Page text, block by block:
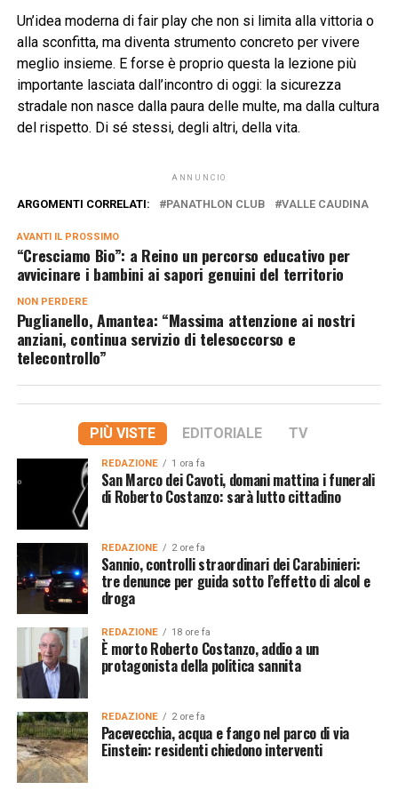
Un’idea moderna di fair play che non si limita alla vittoria o
alla sconfitta, ma diventa strumento concreto per vivere
meglio insieme. E forse è proprio questa la lezione più
importante lasciata dall’incontro di oggi: la sicurezza
stradale non nasce dalla paura delle multe, ma dalla cultura
del rispetto. Di sé stessi, degli altri, della vita.
ANNUNCIO
ARGOMENTI CORRELATI: PANATHLON CLUB VALLE CAUDINA
AVANTI IL ​​PROSSIMO
“Cresciamo Bio”: a Reino un percorso educativo per
avvicinare i bambini ai sapori genuini del territorio
NON PERDERE
Puglianello, Amantea: “Massima attenzione ai nostri
anziani, continua servizio di telesoccorso e
telecontrollo”
PIÙ VISTE EDITORIALE TV
REDAZIONE 1 ora fa
San Marco dei Cavoti, domani mattina i funerali
di Roberto Costanzo: sarà lutto cittadino
REDAZIONE 2 ore fa
Sannio, controlli straordinari dei Carabinieri:
tre denunce per guida sotto l’effetto di alcol e
droga
REDAZIONE 18 ore fa
È morto Roberto Costanzo, addio a un
protagonista della politica sannita
REDAZIONE 2 ore fa
Pacevecchia, acqua e fango nel parco di via
Einstein: residenti chiedono interventi